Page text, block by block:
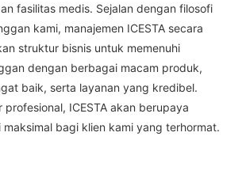
fasilitas medis. Sejalan dengan filosofi
kami, manajemen ICESTA secara
struktur bisnis untuk memenuhi
dengan berbagai macam produk,
baik, serta layanan yang kredibel.
ICESTA akan berupaya
maksimal bagi klien kami yang terhormat.